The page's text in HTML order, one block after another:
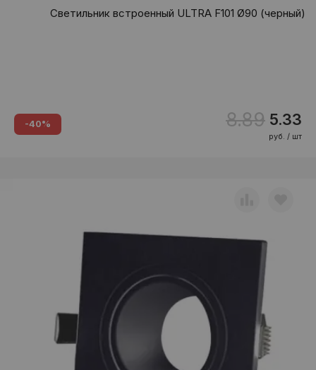
Светильник встроенный ULTRA F101 Ø90 (черный)
-40% 8.89 5.33
руб. / шт